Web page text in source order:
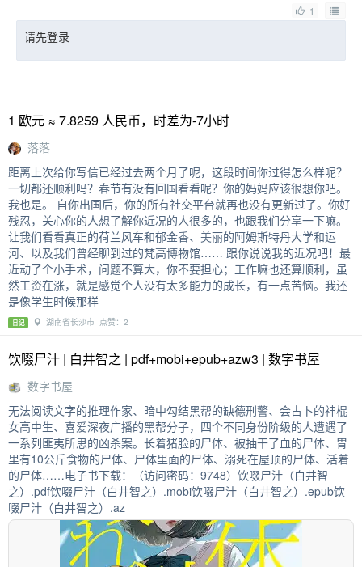
1
请先登录
1 欧元 ≈ 7.8259 人民币，时差为-7小时
落落
距离上次给你写信已经过去两个月了呢，这段时间你过得怎么样呢？
一切都还顺利吗？春节有没有回国看看呢？你的妈妈应该很想你吧。
我也是。 自你出国后，你的所有社交平台就再也没有更新过了。你好
残忍，关心你的人想了解你近况的人很多的，也跟我们分享一下嘛。
让我们看看真正的荷兰风车和郁金香、美丽的阿姆斯特丹大学和运
河、以及我们曾经聊到过的梵高博物馆…… 跟你说说我的近况吧！最
近动了个小手术，问题不算大，你不要担心；工作嘛也还算顺利，虽
然工资在涨，就是感觉个人没有太多能力的成长，有一点苦恼。我还
是像学生时候那样
日记 湖南省长沙市 点赞：2
饮啜尸汁 | 白井智之 | pdf+mobi+epub+azw3 | 数字书屋
数字书屋
无法阅读文字的推理作家、暗中勾结黑帮的缺德刑警、会占卜的神棍
女高中生、喜爱深夜广播的黑帮分子，四个不同身份阶级的人遭遇了
一系列匪夷所思的凶杀案。长着猪脸的尸体、被抽干了血的尸体、胃
里有10公斤食物的尸体、尸体里面的尸体、溺死在屋顶的尸体、活着
的尸体……电子书下载：（访问密码：9748）饮啜尸汁（白井智
之）.pdf饮啜尸汁（白井智之）.mobi饮啜尸汁（白井智之）.epub饮
啜尸汁（白井智之）.az